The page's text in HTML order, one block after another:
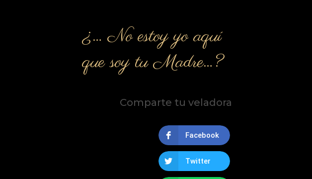
¿… No estoy yo aquí
que soy tu Madre…?
Comparte tu veladora
Facebook
Twitter